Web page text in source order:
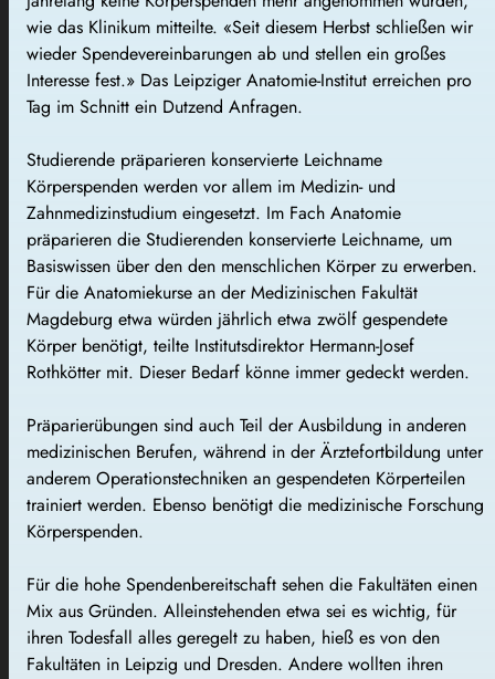
wie das Klinikum mitteilte. «Seit diesem Herbst schließen wir
wieder Spendevereinbarungen ab und stellen ein großes
Interesse fest.» Das Leipziger Anatomie-Institut erreichen pro
Tag im Schnitt ein Dutzend Anfragen.
Studierende präparieren konservierte Leichname
Körperspenden werden vor allem im Medizin- und
Zahnmedizinstudium eingesetzt. Im Fach Anatomie
präparieren die Studierenden konservierte Leichname, um
Basiswissen über den den menschlichen Körper zu erwerben.
Für die Anatomiekurse an der Medizinischen Fakultät
Magdeburg etwa würden jährlich etwa zwölf gespendete
Körper benötigt, teilte Institutsdirektor Hermann-Josef
Rothkötter mit. Dieser Bedarf könne immer gedeckt werden.
Präparierübungen sind auch Teil der Ausbildung in anderen
medizinischen Berufen, während in der Ärztefortbildung unter
anderem Operationstechniken an gespendeten Körperteilen
trainiert werden. Ebenso benötigt die medizinische Forschung
Körperspenden.
Für die hohe Spendenbereitschaft sehen die Fakultäten einen
Mix aus Gründen. Alleinstehenden etwa sei es wichtig, für
ihren Todesfall alles geregelt zu haben, hieß es von den
Fakultäten in Leipzig und Dresden. Andere wollten ihren